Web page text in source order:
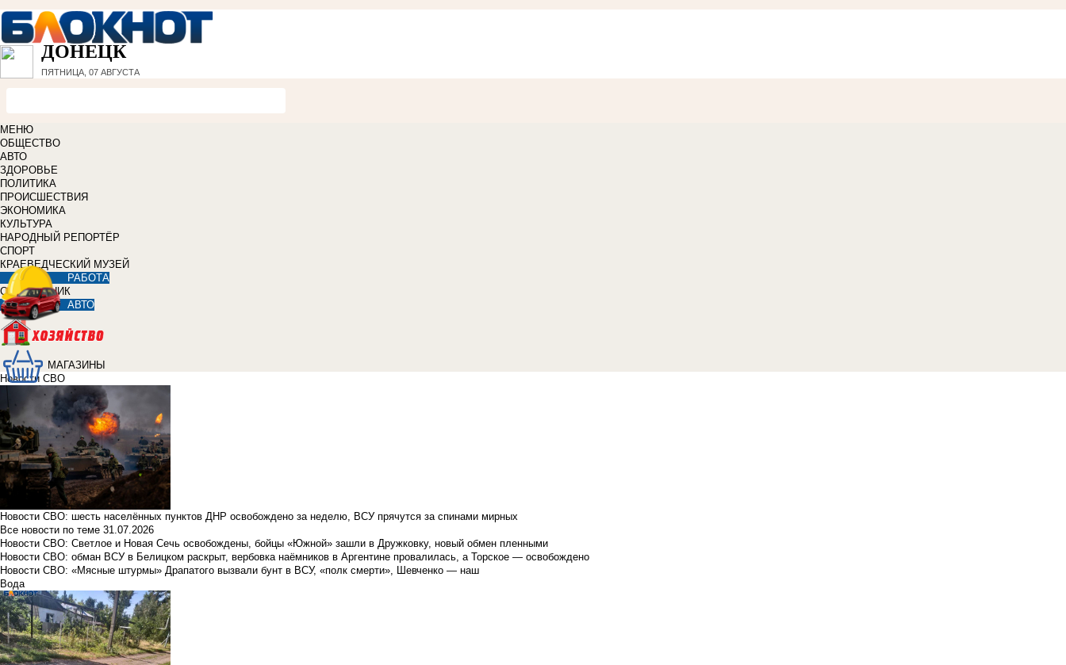
ДОНЕЦК
ПЯТНИЦА, 07 АВГУСТА
МЕНЮ
ОБЩЕСТВО
АВТО
ЗДОРОВЬЕ
ПОЛИТИКА
ПРОИСШЕСТВИЯ
ЭКОНОМИКА
КУЛЬТУРА
НАРОДНЫЙ РЕПОРТЁР
СПОРТ
КРАЕВЕДЧЕСКИЙ МУЗЕЙ
РАБОТА
СПРАВОЧНИК
АВТО
МАГАЗИНЫ
Новости СВО
Новости СВО: шесть населённых пунктов ДНР освобождено за неделю, ВСУ прячутся за спинами мирных
Все новости по теме 31.07.2026
Новости СВО: Светлое и Новая Сечь освобождены, бойцы «Южной» зашли в Дружковку, новый обмен пленными
Новости СВО: обман ВСУ в Белицком раскрыт, вербовка наёмников в Аргентине провалилась, а Торское — освобождено
Новости СВО: «Мясные штурмы» Драпатого вызвали бунт в ВСУ, «полк смерти», Шевченко — наш
Вода